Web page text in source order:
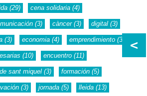
(29) cena solidaria (4)
(3) càncer(3) digital (3)
(3) economia (4) emprendimiento (3)
(10) encuentro (11)
sant miquel (3) formación (5)
(3) jornada (5) lleida (13)
<